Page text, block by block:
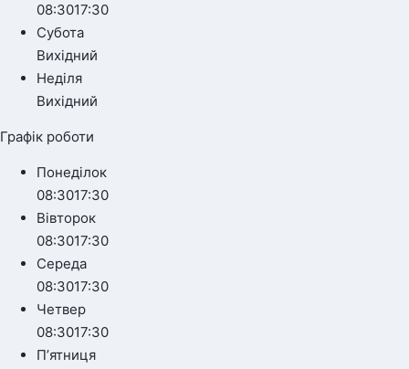
08:3017:30
Субота
Вихідний
Неділя
Вихідний
Графік роботи
Понеділок
08:3017:30
Вівторок
08:3017:30
Середа
08:3017:30
Четвер
08:3017:30
Пʼятниця